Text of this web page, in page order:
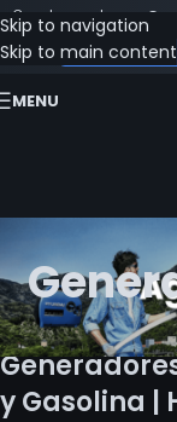
Crea tu cuenta con
seguimiento de tus
Crear mi
Skip to navigation
Skip to main content
MENU
y Gasolina |